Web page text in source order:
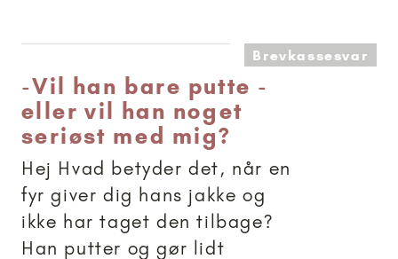
Brevkassesvar
-Vil han bare putte -
eller vil han noget
seriøst med mig?
Hej Hvad betyder det, når en
fyr giver dig hans jakke og
ikke har taget den tilbage?
Han putter og gør lidt